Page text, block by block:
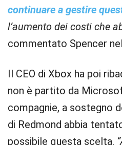
continuare a gestire
l’aumento dei costi che
commentato Spencer
Il CEO di Xbox ha poi
non è partito da
compagnie, a sostegno
di Redmond abbia
possibile questa scelta.